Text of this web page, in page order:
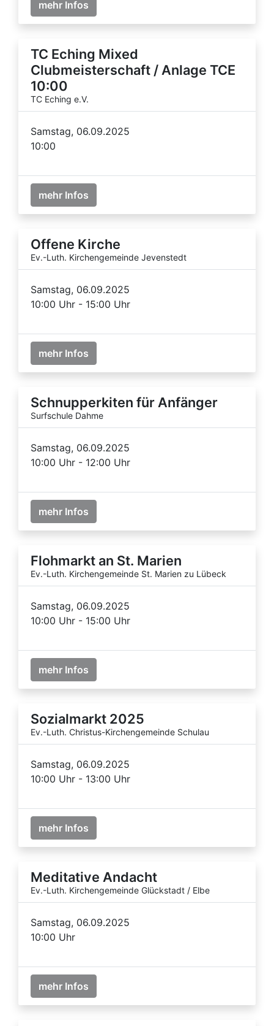
mehr Infos
TC Eching Mixed
Clubmeisterschaft / Anlage TCE
10:00
TC Eching e.V.
Samstag, 06.09.2025
10:00
mehr Infos
Offene Kirche
Ev.-Luth. Kirchengemeinde Jevenstedt
Samstag, 06.09.2025
10:00 Uhr - 15:00 Uhr
mehr Infos
Schnupperkiten für Anfänger
Surfschule Dahme
Samstag, 06.09.2025
10:00 Uhr - 12:00 Uhr
mehr Infos
Flohmarkt an St. Marien
Ev.-Luth. Kirchengemeinde St. Marien zu Lübeck
Samstag, 06.09.2025
10:00 Uhr - 15:00 Uhr
mehr Infos
Sozialmarkt 2025
Ev.-Luth. Christus-Kirchengemeinde Schulau
Samstag, 06.09.2025
10:00 Uhr - 13:00 Uhr
mehr Infos
Meditative Andacht
Ev.-Luth. Kirchengemeinde Glückstadt / Elbe
Samstag, 06.09.2025
10:00 Uhr
mehr Infos